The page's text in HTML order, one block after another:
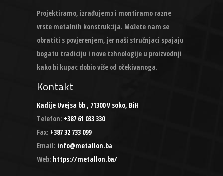
Projektiramo, izrađujemo i montiramo razne
vrste metalnih konstrukcija. Možete nam se
obratiti s povjerenjem, jer naši stručnjaci spajaju
bogatu tradiciju i nove tehnologije u proizvodnji
kako bi kupac dobio više od očekivanoga.
Kontakt
Kadije Uvejsa bb , 71300 Visoko, BiH
Telefon: +387 61 033 330
Fax: +387 32 733 099
Email: info@metallon.ba
Web: https://metallon.ba/